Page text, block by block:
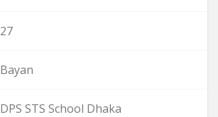
27
Bayan
DPS STS School Dhaka